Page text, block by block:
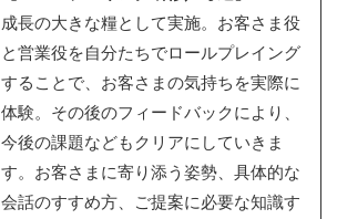
成長の大きな糧として実施。お客さま役
と営業役を自分たちでロールプレイング
することで、お客さまの気持ちを実際に
体験。その後のフィードバックにより、
今後の課題などもクリアにしていきま
す。お客さまに寄り添う姿勢、具体的な
会話のすすめ方、ご提案に必要な知識す